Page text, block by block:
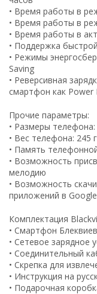
• Время работы в
• Время работы в
• Время работы в
• Поддержка
• Режимы
Saving
• Реверсивная
смартфон как Power
Прочие параметры:
• Размеры
• Вес телефона: 245
• Память
• Возможность
мелодию
• Возможность
приложений в
Комплектация
• Смартфон
• Сетевое зарядное
• Соединительный
• Скрепка для
• Инструкция на
• Подарочная